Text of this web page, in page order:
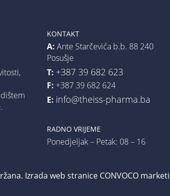
KONTAKT
A: Ante Starčevića b.b. 88 240
Posušje
T: +387 39 682 623
F: +387 39 682 624
E: info@theiss-pharma.ba
RADNO VRIJEME
Ponedjeljak – Petak: 08 – 16
Izrada web stranice CONVOCO